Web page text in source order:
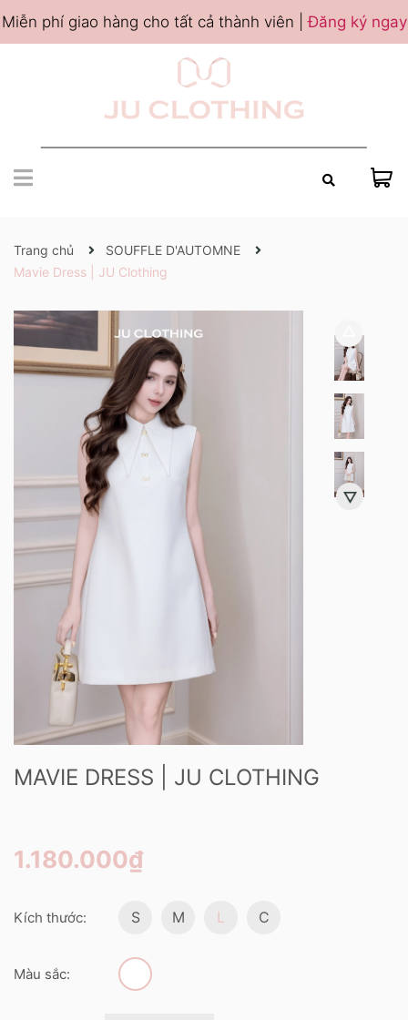
Miễn phí giao hàng cho tất cả thành viên |Đăng ký ngay
Trang chủ
SOUFFLE D'AUTOMNE
Mavie Dress | JU Clothing
MAVIE DRESS | JU CLOTHING
1.180.000₫
Kích thước: S M L C
Màu sắc: